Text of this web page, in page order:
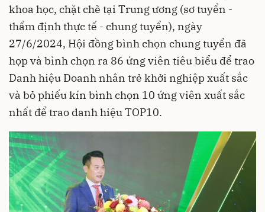
khoa học, chặt chẽ tại Trung ương (sơ tuyển -
thẩm định thực tế - chung tuyển), ngày
27/6/2024, Hội đồng bình chọn chung tuyển đã
họp và bình chọn ra 86 ứng viên tiêu biểu để trao
Danh hiệu Doanh nhân trẻ khởi nghiệp xuất sắc
và bỏ phiếu kín bình chọn 10 ứng viên xuất sắc
nhất để trao danh hiệu TOP10.